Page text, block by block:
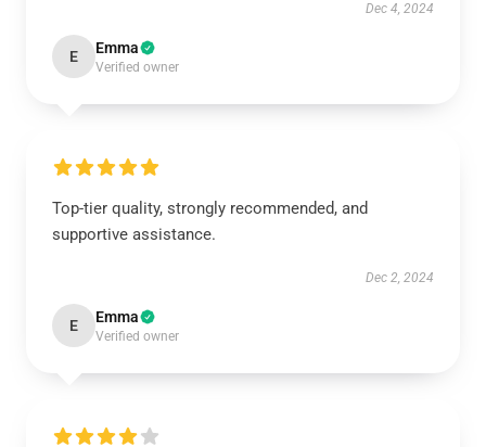
Dec 4, 2024
E Emma
Verified owner
Top-tier quality, strongly recommended, and
supportive assistance.
Dec 2, 2024
E Emma
Verified owner